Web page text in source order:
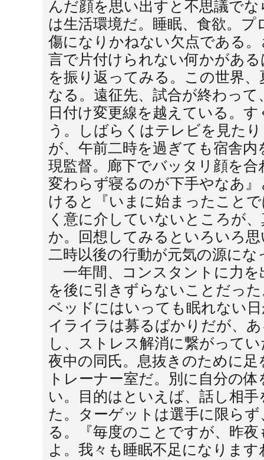
んだ顔を思い出すと不思議で
は生活環境だ。睡眠、食欲。
傷になりかねない欠点である
言で片付けられない何かがあ
を振り返ってみる。この世界
なる。遠征先、試合が終わっ
日付け変更線を越えている。
う。しばらくはテレビを見た
が、午前二時を過ぎても宿舎
現監督。廊下でバッタリ顔を
変わらず寝るのが下手やなあ
けると『いまに始まったこと
く意に介していないところが
か。回想してみるといろいろ
二時以後の行動が元気の源に
一年間、コンスタントに力
を後に引きずらないことだっ
ベッドにはいっても眠れない
イライラは募るばかりだが、
し、ストレス解消に繋がって
夜中の同氏。息抜きのために
トレーナー室だ。別に自分の
い。目的はといえば、話し相
た。ターゲットは選手に限ら
る。『毎度のことですが、昨
よ。我々も睡眠不足になりま